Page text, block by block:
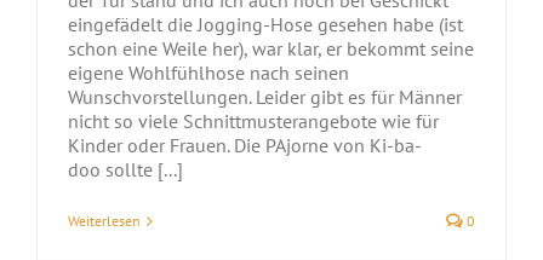
eingefädelt die Jogging-Hose gesehen habe (ist
schon eine Weile her), war klar, er bekommt seine
eigene Wohlfühlhose nach seinen
Wunschvorstellungen. Leider gibt es für Männer
nicht so viele Schnittmusterangebote wie für
Kinder oder Frauen. Die PAjorne von Ki-ba-
doo sollte [...]
Weiterlesen 0